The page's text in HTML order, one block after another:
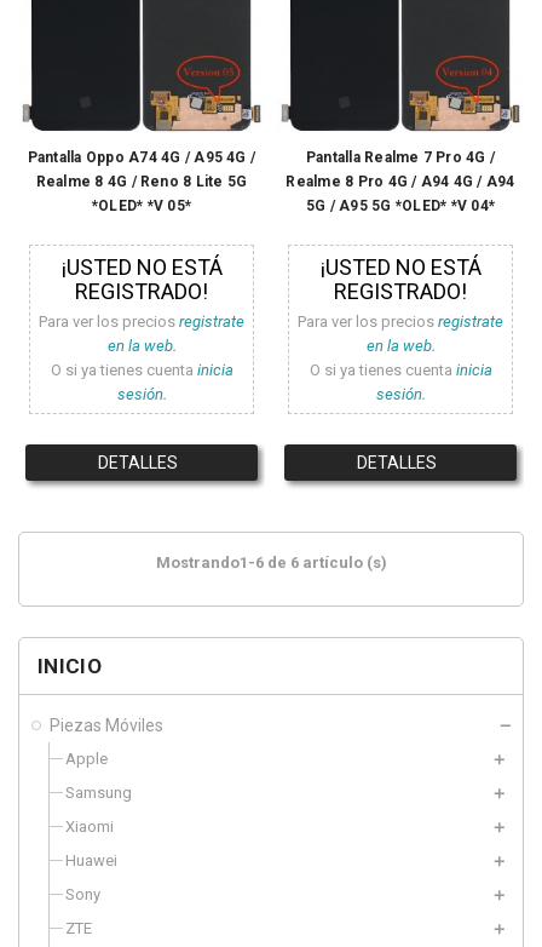
INICIO
Piezas Móviles
Apple
Samsung
Xiaomi
Huawei
Sony
ZTE
Pantalla Oppo A74 4G / A95 4G /
Realme 8 4G / Reno 8 Lite 5G
*OLED* *V 05*
¡USTED NO ESTÁ
REGISTRADO!
Para ver los precios registrate
en la web.
O si ya tienes cuenta inicia
sesión.
DETALLES
Pantalla Realme 7 Pro 4G /
Realme 8 Pro 4G / A94 4G / A94
5G / A95 5G *OLED* *V 04*
¡USTED NO ESTÁ
REGISTRADO!
Para ver los precios registrate
en la web.
O si ya tienes cuenta inicia
sesión.
DETALLES
Mostrando1-6 de 6 artículo (s)